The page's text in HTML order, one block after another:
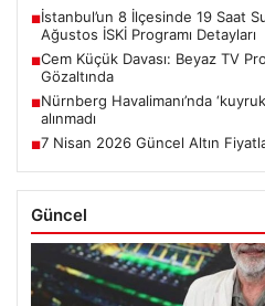
■Cem Küçük Davası: Beyaz TV
Gözaltında
■Nürnberg Havalimanı’nda
alınmadı
■7 Nisan 2026 Güncel Altın
Güncel